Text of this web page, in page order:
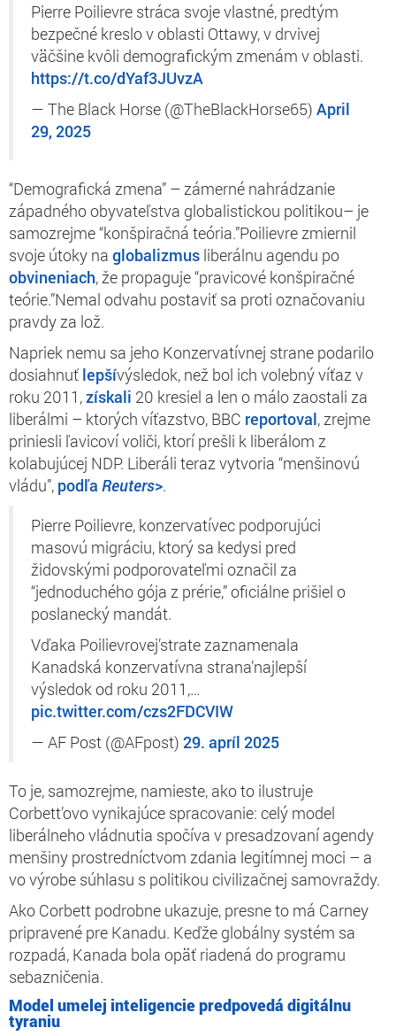
Pierre Poilievre stráca svoje vlastné, predtým
bezpečné kreslo v oblasti Ottawy, v drvivej
väčšine kvôli demografickým zmenám v oblasti.
https://t.co/dYaf3JUvzA
— The Black Horse (@TheBlackHorse65) April
29, 2025
“Demografická zmena” – zámerné nahrádzanie
západného obyvateľstva globalistickou politikou– je
samozrejme “konšpiračná teória.”Poilievre zmiernil
svoje útoky na globalizmus liberálnu agendu po
obvineniach, že propaguje “pravicové konšpiračné
teórie.”Nemal odvahu postaviť sa proti označovaniu
pravdy za lož.
Napriek nemu sa jeho Konzervatívnej strane podarilo
dosiahnuť lepšívýsledok, než bol ich volebný víťaz v
roku 2011,získali 20 kresiel a len o málo zaostali za
liberálmi – ktorých víťazstvo, BBC reportoval, zrejme
priniesli ľavicoví voliči, ktorí prešli k liberálom z
kolabujúcej NDP. Liberáli teraz vytvoria “menšinovú
vládu”, podľa Reuters>.
Pierre Poilievre, konzervatívec podporujúci
masovú migráciu, ktorý sa kedysi pred
židovskými podporovateľmi označil za
“jednoduchého gója z prérie,” oficiálne prišiel o
poslanecký mandát.
Vďaka Poilievrovej’strate zaznamenala
Kanadská konzervatívna strana’najlepší
výsledok od roku 2011,…
pic.twitter.com/czs2FDCVIW
— AF Post (@AFpost) 29. apríl 2025
To je, samozrejme, namieste, ako to ilustruje
Corbett’ovo vynikajúce spracovanie: celý model
liberálneho vládnutia spočíva v presadzovaní agendy
menšiny prostredníctvom zdania legitímnej moci – a
vo výrobe súhlasu s politikou civilizačnej samovraždy.
Ako Corbett podrobne ukazuje, presne to má Carney
pripravené pre Kanadu. Keďže globálny systém sa
rozpadá, Kanada bola opäť riadená do programu
sebazničenia.
Model umelej inteligencie predpovedá digitálnu
tyraniu